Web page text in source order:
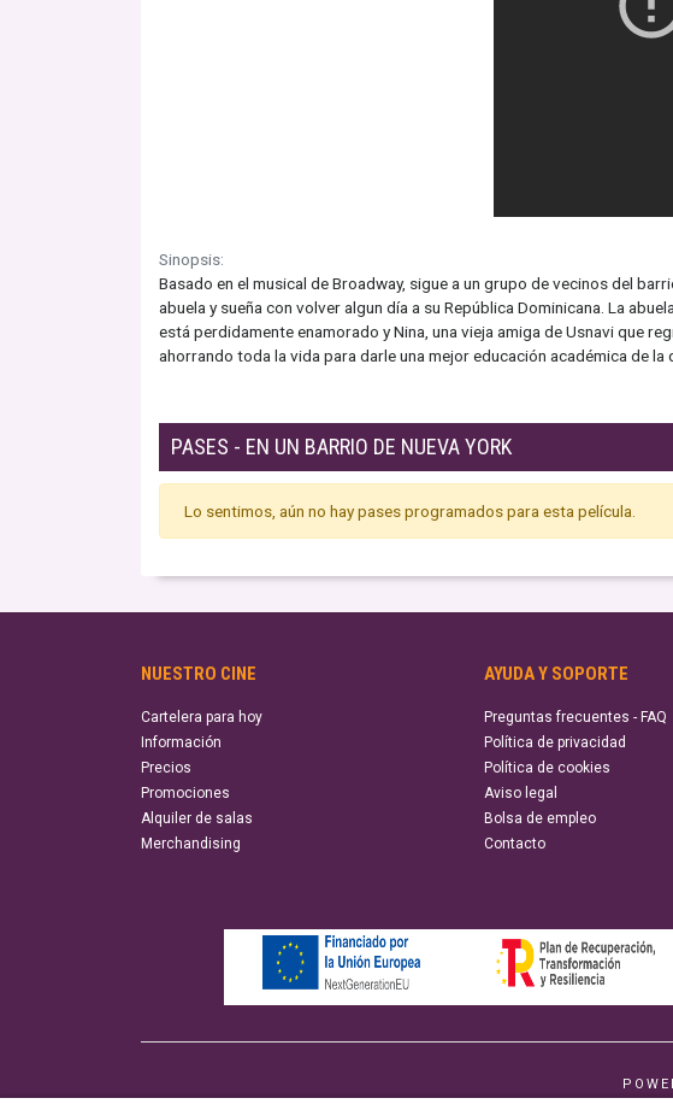
Sinopsis:
Basado en el musical de Broadway, sigue a un grupo de vecinos del
abuela y sueña con volver algun día a su República Dominicana. La
está perdidamente enamorado y Nina, una vieja amiga de Usnavi que
ahorrando toda la vida para darle una mejor educación académica de la
PASES - EN UN BARRIO DE NUEVA YORK
Lo sentimos, aún no hay pases programados para esta película.
NUESTRO CINE
Cartelera para hoy
Información
Precios
Promociones
Alquiler de salas
Merchandising
AYUDA Y SOPORTE
Preguntas frecuentes - FAQ
Política de privacidad
Política de cookies
Aviso legal
Bolsa de empleo
Contacto